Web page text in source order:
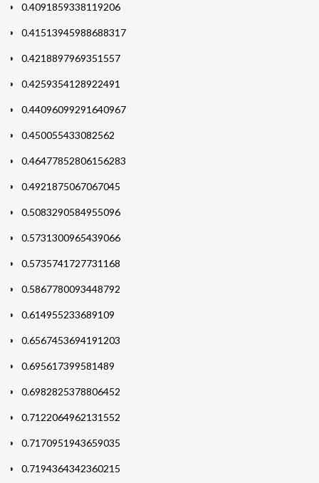
0.4091859338119206
0.41513945988688317
0.4218897969351557
0.4259354128922491
0.44096099291640967
0.450055433082562
0.46477852806156283
0.4921875067067045
0.5083290584955096
0.5731300965439066
0.5735741727731168
0.5867780093448792
0.614955233689109
0.6567453694191203
0.695617399581489
0.6982825378806452
0.7122064962131552
0.7170951943659035
0.7194364342360215